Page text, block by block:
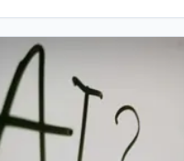
las gestiones...